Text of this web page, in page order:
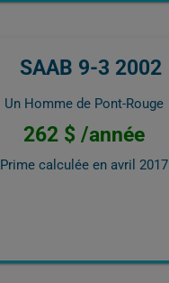
SAAB 9-3 2002
Un Homme de Pont-Rouge
262 $ /année
Prime calculée en avril 2017